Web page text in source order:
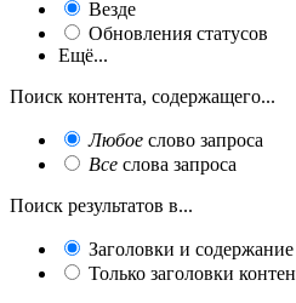
Везде
Обновления статусов
Ещё...
Поиск контента, содержащего...
Любое слово запроса
Все слова запроса
Поиск результатов в...
Заголовки и содержание
Только заголовки